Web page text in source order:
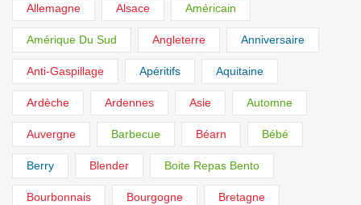
Allemagne Alsace Américain
Amérique Du Sud Angleterre Anniversaire
Anti-Gaspillage Apéritifs Aquitaine
Ardèche Ardennes Asie Automne
Auvergne Barbecue Béarn Bébé
Berry Blender Boite Repas Bento
Bourbonnais Bourgogne Bretagne